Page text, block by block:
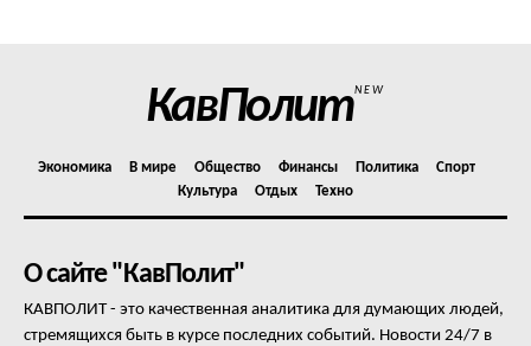
КавПолитNEW
Экономика В мире Общество Финансы Политика
Спорт
Культура
Отдых Техно
О сайте "КавПолит"
КАВПОЛИТ - это качественная аналитика для думающих людей,
стремящихся быть в курсе последних событий. Новости 24/7 в